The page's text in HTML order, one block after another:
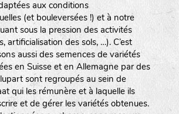
aux conditions
(et bouleversées !) et à notre
sous la pression des activités
artificialisation des sols, …). C’est
aussi des semences de variétés
en Suisse et en Allemagne par des
sont regroupés au sein de
qui les rémunère et à laquelle ils
et de gérer les variétés obtenues.
www.bolster.nl
(GDP)
lot